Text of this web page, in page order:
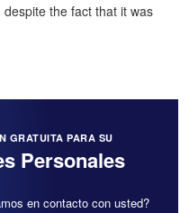
the fact that it was
GRATUITA PARA SU
Personales
en contacto con usted?